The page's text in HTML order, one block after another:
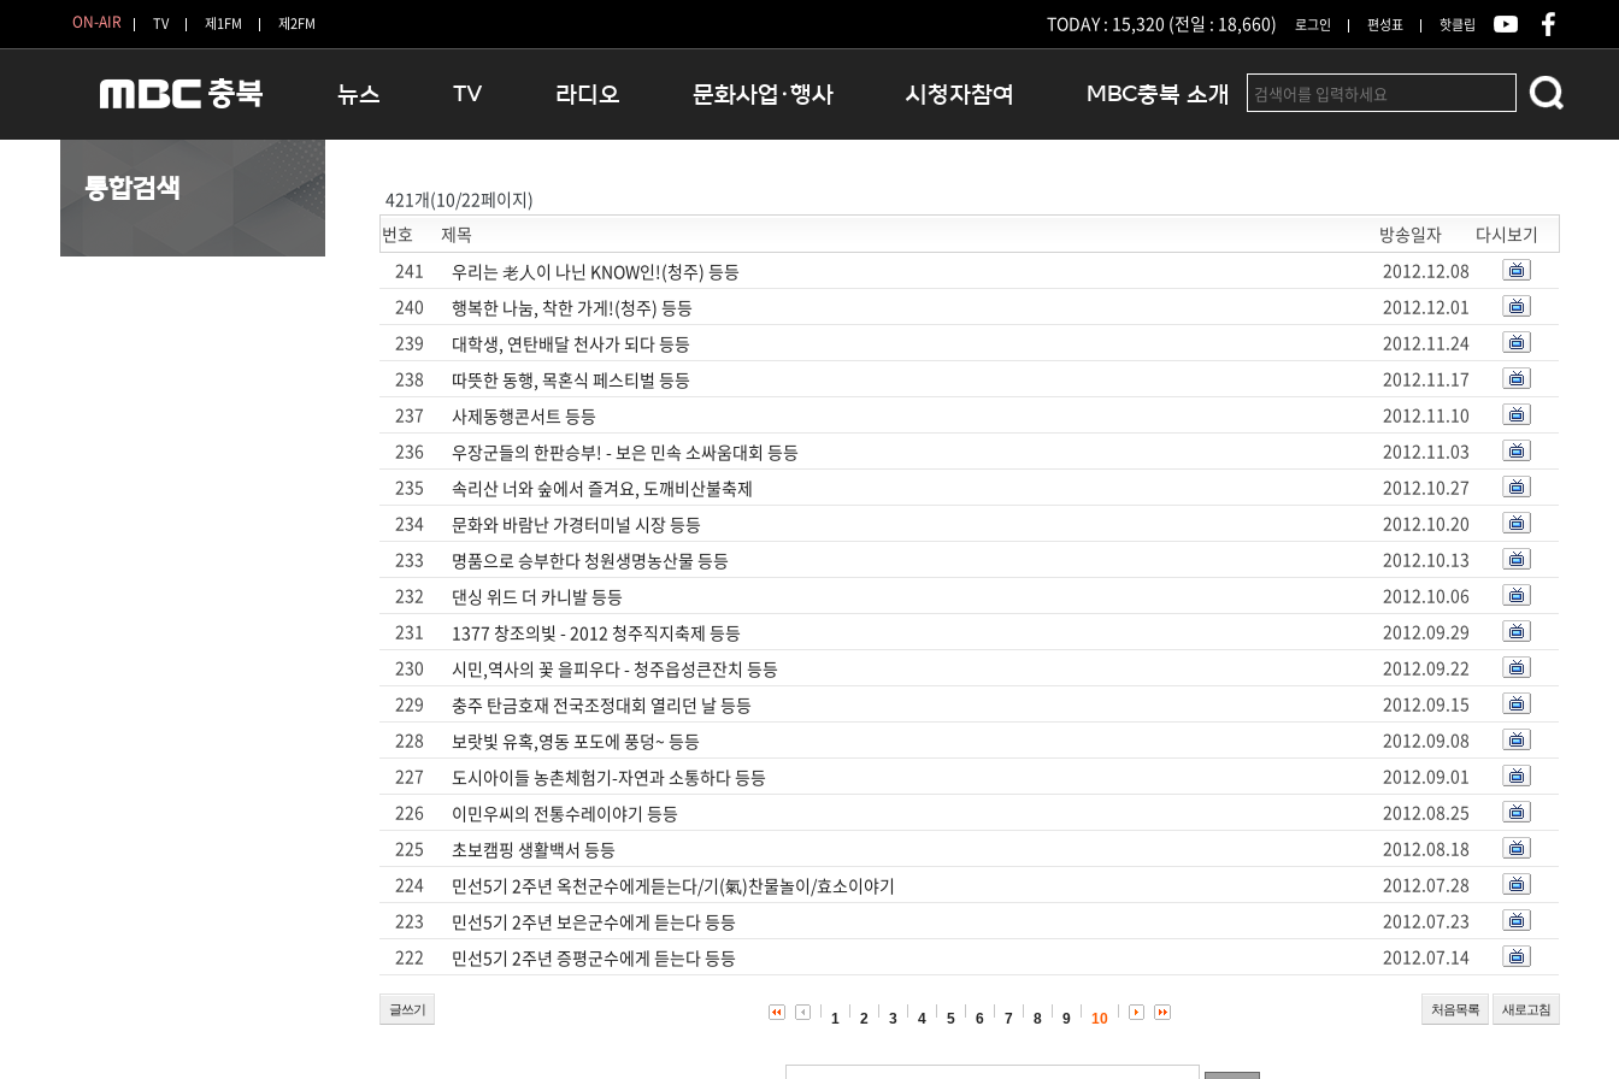
ON-AIR TV 제1FM 제2FM TODAY : 15,320 (전일 : 18,660) 로그인 편성표 핫클립
뉴스
충청북도 교육청
TV
프라임인터뷰
인생내컷
테마기행 길
충북 시사토론 창
전국시대
시청자 FLEX
특집프로그램
TV 속 정보
종영프로그램
라디오
우리 고향, 부탁해!
우리 고향, 안녕하십니까?
라디오특집 다시듣기
문화사업·행사
해외문화탐방
닥터공감
대관안내
충청북도 음식문화페스타
청원생명쌀 대청호마라톤
로컬 콘텐츠 Hub
문화행사 아카이빙
시청자참여
시청자불만처리위원회
MBC충북 소개
아나운서
오시는길
결산공고
통합검색
421개(10/22페이지)
번호
제목 방송일자
다시보기
241
우리는 老人이 나닌 KNOW인!(청주) 등등
2012.12.08
240
행복한 나눔, 착한 가게!(청주) 등등
2012.12.01
239
대학생, 연탄배달 천사가 되다 등등
2012.11.24
238
따뜻한 동행, 목혼식 페스티벌 등등
2012.11.17
237
사제동행콘서트 등등
2012.11.10
236
우장군들의 한판승부! - 보은 민속 소싸움대회 등등
2012.11.03
235
속리산 너와 숲에서 즐겨요, 도깨비산불축제
2012.10.27
234
문화와 바람난 가경터미널 시장 등등
2012.10.20
233
명품으로 승부한다 청원생명농산물 등등
2012.10.13
232
댄싱 위드 더 카니발 등등
2012.10.06
231
1377 창조의빛 - 2012 청주직지축제 등등
2012.09.29
230
시민,역사의 꽃 을피우다 - 청주읍성큰잔치 등등
2012.09.22
229
충주 탄금호재 전국조정대회 열리던 날 등등
2012.09.15
228
보랏빛 유혹,영동 포도에 풍덩~ 등등
2012.09.08
227
도시아이들 농촌체험기-자연과 소통하다 등등
2012.09.01
226
이민우씨의 전통수레이야기 등등
2012.08.25
225
초보캠핑 생활백서 등등
2012.08.18
224
민선5기 2주년 옥천군수에게듣는다/기(氣)찬물놀이/효소이야기
2012.07.28
223
민선5기 2주년 보은군수에게 듣는다 등등
2012.07.23
222
민선5기 2주년 증평군수에게 듣는다 등등 2012.07.14
글쓰기 처음목록 새로고침
1 2 3 4 5 6 7 8 9 10